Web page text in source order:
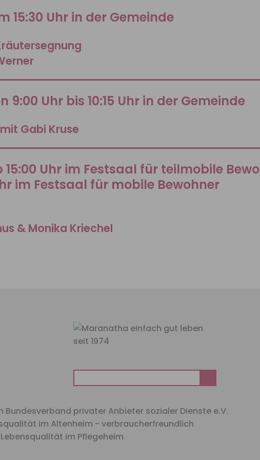
15:30 Uhr in der Gemeinde
9:00 Uhr bis 10:15 Uhr in der Gemeinde
Gabi Kruse
15:00 Uhr im Festsaal für teilmobile
im Festsaal für mobile Bewohner
& Monika Kriechel
nach: